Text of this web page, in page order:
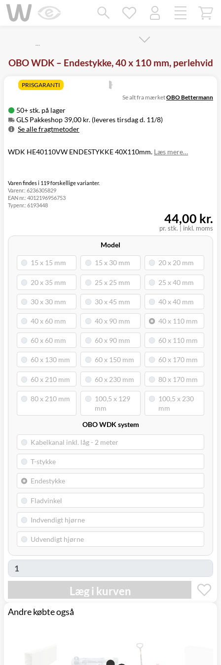
…
OBO WDK – Endestykke, 40 x 110 mm, perlehvid
PRISGARANTI
50+ stk. på lager
GLS Pakkeshop 39,00 kr. (leveres tirsdag d. 11/8)
Se alle fragtmetoder
GLS Pakkeshop
39,00 kr.
Tirsdag d. 11/8
GLS Erhverv
49,00 kr.
Direkte levering
Click&Collect i
Svenstrup
Se alt fra mærketOBO Bettermann
WDK HE40110VW ENDESTYKKE 40X110mm. Læs mere…
Varen findes i 119 forskellige varianter.
Varenr.: 6236305829
EAN nr.: 4012196956753
Typenr.: 6193448
pr. stk. inkl. moms
44,00 kr.
Model
OBO WDK system
Læg i kurven
Andre købte også
Mangler chatten?
Ret samtykke!